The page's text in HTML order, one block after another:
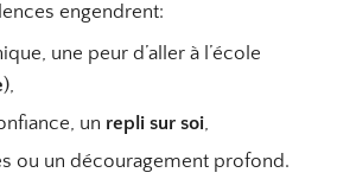
engendrent:
une peur d’aller à l’école
),
un repli sur soi,
ou un découragement profond.